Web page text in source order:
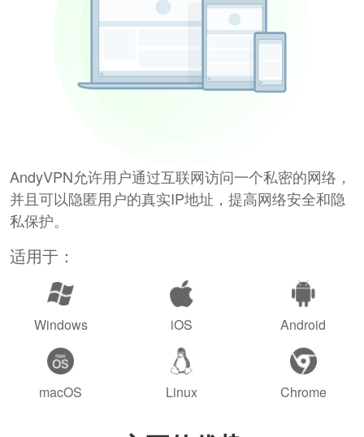
AndyVPN允许用户通过互联网访问一个私密的网络，
并且可以隐匿用户的真实IP地址，提高网络安全和隐
私保护。
适用于：
Windows iOS Android
macOS Linux Chrome